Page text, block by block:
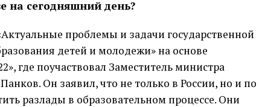
на сегодняшний день?
проблемы и задачи государственной
детей и молодежи» на основе
где поучаствовал Заместитель министра
Он заявил, что не только в России, но и по
разлады в образовательном процессе. Они